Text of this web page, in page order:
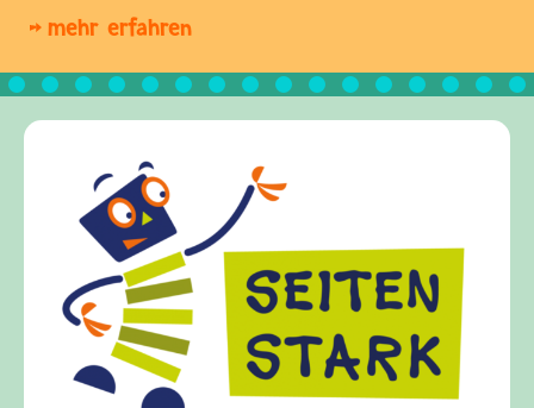
mehr erfahren
Frieden Fragen
frieden-fragen.de ist ein Internet-
Kinder, Eltern und ErzieherInnen
Fragen von Krieg und Frieden,
Gewalt informiert und einen
diesem Themenbereich ermöglicht.
fragen.de bietet Antworten auf